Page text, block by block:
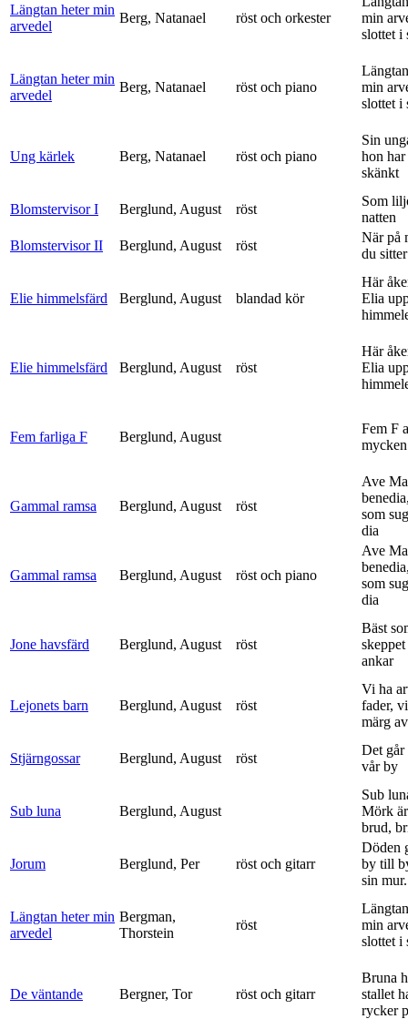
Längtan heter min
arvedel
Berg, Natanael röst och orkester
min
slottet i
Längtan heter min
arvedel
Berg, Natanael röst och piano
min
slottet i
Ung kärlek Berg, Natanael röst och piano
Sin
hon
skänkt
Blomstervisor I Berglund, August röst
Som
natten
Blomstervisor II
Berglund, August röst
När på
du sitter
Elie himmelsfärd Berglund, August blandad kör
Här
Elia
Elie himmelsfärd Berglund, August röst
Här
Elia
Fem farliga F Berglund, August
Fem F
Gammal ramsa Berglund, August röst
Ave
som
dia
Gammal ramsa Berglund, August röst och piano
Ave
som
dia
Jone havsfärd Berglund, August röst
Bäst
ankar
Lejonets barn Berglund, August röst
Vi ha
fader,
märg
Stjärngossar Berglund, August röst
Det går
vår by
Sub luna Berglund, August
Sub
Mörk
brud,
Jorum Berglund, Per röst och gitarr
Döden
by till
sin
Längtan heter min
arvedel
Bergman,
Thorstein
röst
min
slottet i
De väntande Bergner, Tor röst och gitarr
Bruna
stallet
rycker